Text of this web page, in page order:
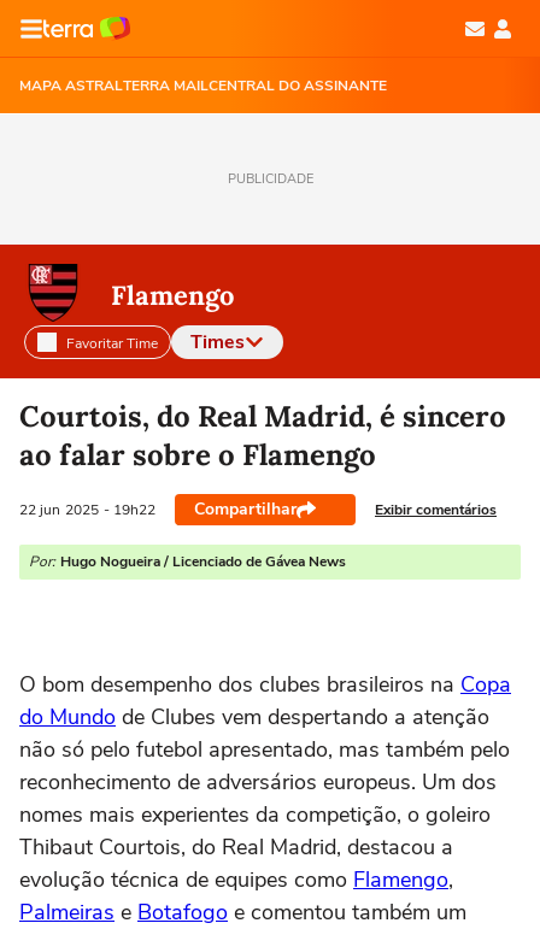
MAPA ASTRALTERRA MAILCENTRAL DO ASSINANTE
PUBLICIDADE
Flamengo
Favoritar Time Times
Selecione o time para ver as notícias
Courtois, do Real Madrid, é sincero
ao falar sobre o Flamengo
22 jun 2025 - 19h22 Compartilhar Exibir comentários
Por: Hugo Nogueira / Licenciado de Gávea News
O bom desempenho dos clubes brasileiros na Copa
do Mundo de Clubes vem despertando a atenção
não só pelo futebol apresentado, mas também pelo
reconhecimento de adversários europeus. Um dos
nomes mais experientes da competição, o goleiro
Thibaut Courtois, do Real Madrid, destacou a
evolução técnica de equipes como Flamengo,
Palmeiras e Botafogo e comentou também um